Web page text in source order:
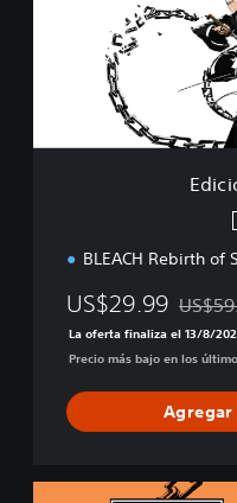
n
BLEACH Rebirth of
US$29.99
La oferta finaliza el 13/8/
Precio más bajo en los